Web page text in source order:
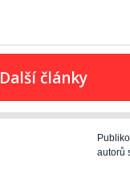
Další články
autorů